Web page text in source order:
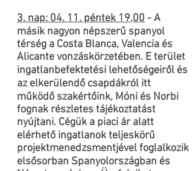
3. nap: 04. 11. péntek 19,00 - A
másik nagyon népszerű spanyol
térség a Costa Blanca, Valencia és
Alicante vonzáskörzetében. E terület
ingatlanbefektetési lehetőségeiről és
az elkerülendő csapdákról itt
működő szakértőink, Móni és Norbi
fognak részletes tájékoztatást
nyújtani. Cégük a piaci ár alatt
elérhető ingatlanok teljeskörű
projektmenedzsmentjével foglalkozik
elsősorban Spanyolországban és